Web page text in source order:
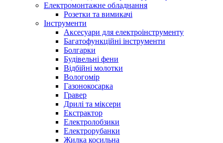
Електромонтажне обладнання
Розетки та вимикачі
Інструменти
Аксесуари для електроінструменту
Багатофункційні інструменти
Болгарки
Будівельні фени
Відбійні молотки
Вологомір
Газонокосарка
Гравер
Дрилі та міксери
Екстрактор
Електролобзики
Електрорубанки
Жилка косильна